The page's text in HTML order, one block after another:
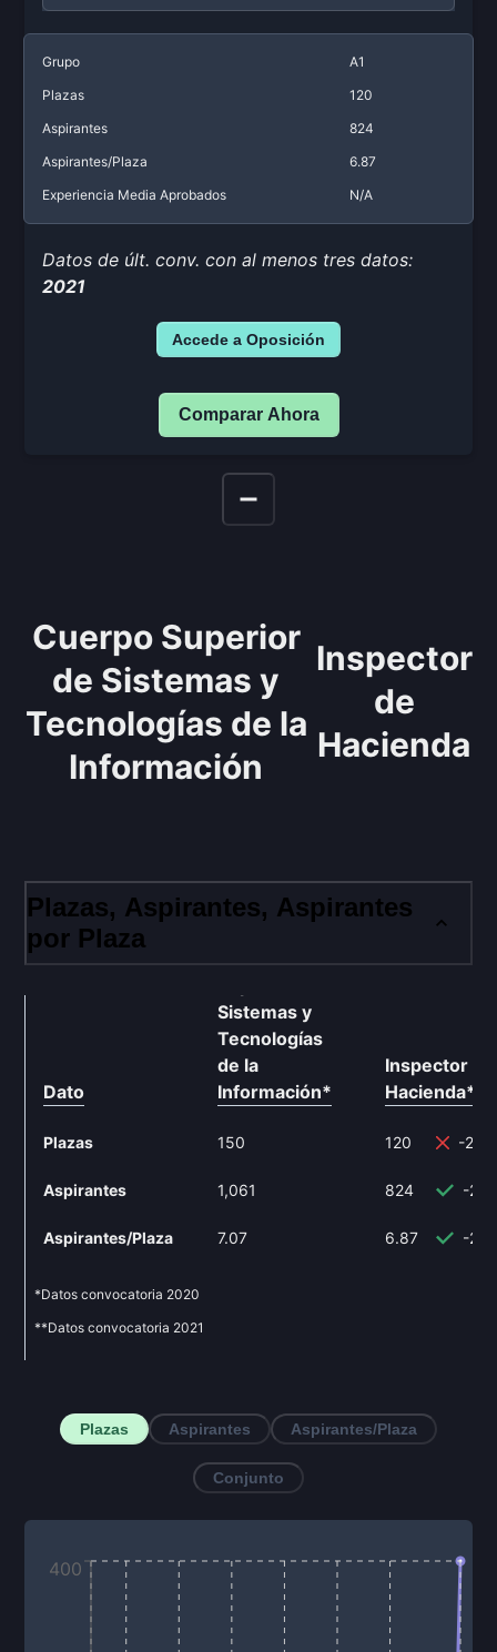
Grupo
A1
Plazas
120
Aspirantes
824
Aspirantes/Plaza
6.87
Experiencia Media Aprobados
N/A
Datos de últ. conv. con al menos tres datos:
2021
Accede a Oposición
Comparar Ahora
Cuerpo Superior
de Sistemas y
Tecnologías de la
Información
Inspector
de
Hacienda
Plazas, Aspirantes, Aspirantes
por Plaza
Dato
Cuerpo
Sistemas y
Tecnologías
de la
Información*
Plazas 150
Aspirantes 1,061
Aspirantes/Plaza 7.07
Inspector de
Hacienda**
120 -20%
824 -
6.87 -
*Datos convocatoria 2020
**Datos convocatoria 2021
Plazas Aspirantes Aspirantes/Plaza
Conjunto
400